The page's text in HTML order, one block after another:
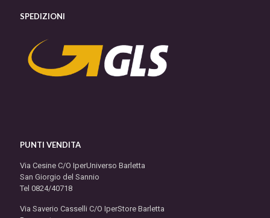
SPEDIZIONI
PUNTI VENDITA
Via Cesine C/O IperUniverso Barletta
San Giorgio del Sannio
Tel 0824/40718
Via Saverio Casselli C/O IperStore Barletta